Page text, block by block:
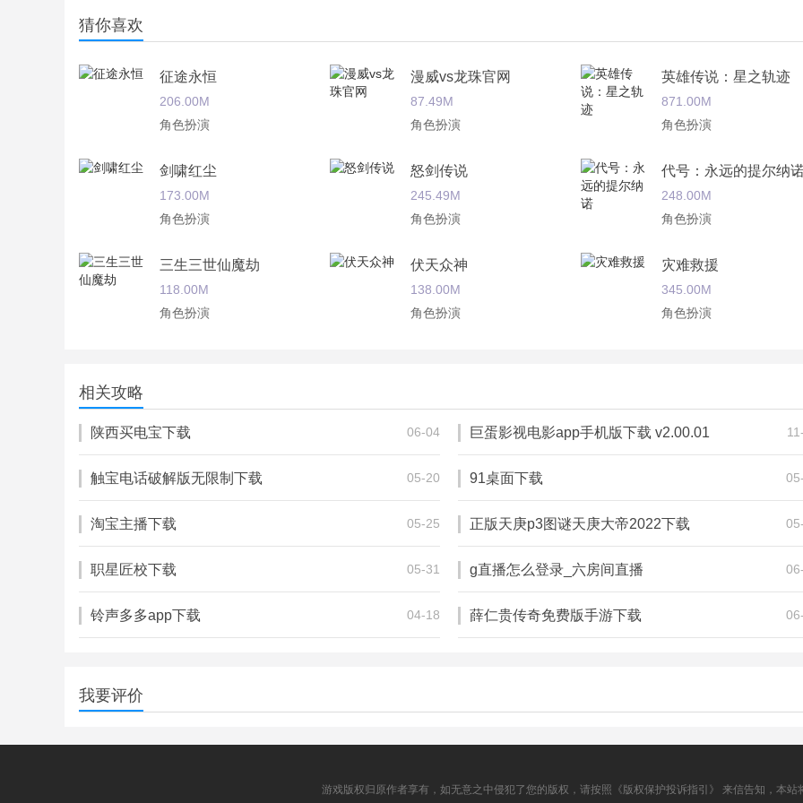
猜你喜欢
征途永恒
206.00M
角色扮演
漫威vs龙珠官网
87.49M
角色扮演
英雄传说：星之轨迹
871.00M
角色扮演
剑啸红尘
173.00M
角色扮演
怒剑传说
245.49M
角色扮演
代号：永远的提尔纳
248.00M
角色扮演
三生三世仙魔劫
118.00M
角色扮演
伏天众神
138.00M
角色扮演
灾难救援
345.00M
角色扮演
角色扮演
角色扮演
角色扮演
相关攻略
陕西买电宝下载 06-04 巨蛋影视电影app手机版下载 v2.00.01
触宝电话破解版无限制下载 05-20 91桌面下载
淘宝主播下载 05-25 正版天庚p3图谜天庚大帝2022下载
职星匠校下载 05-31 g直播怎么登录_六房间直播
铃声多多app下载 04-18 薛仁贵传奇免费版手游下载
我要评价
游戏版权归原作者享有，如无意之中侵犯了您的版权，请按照《版权保护投诉指引》 来信告知，本站